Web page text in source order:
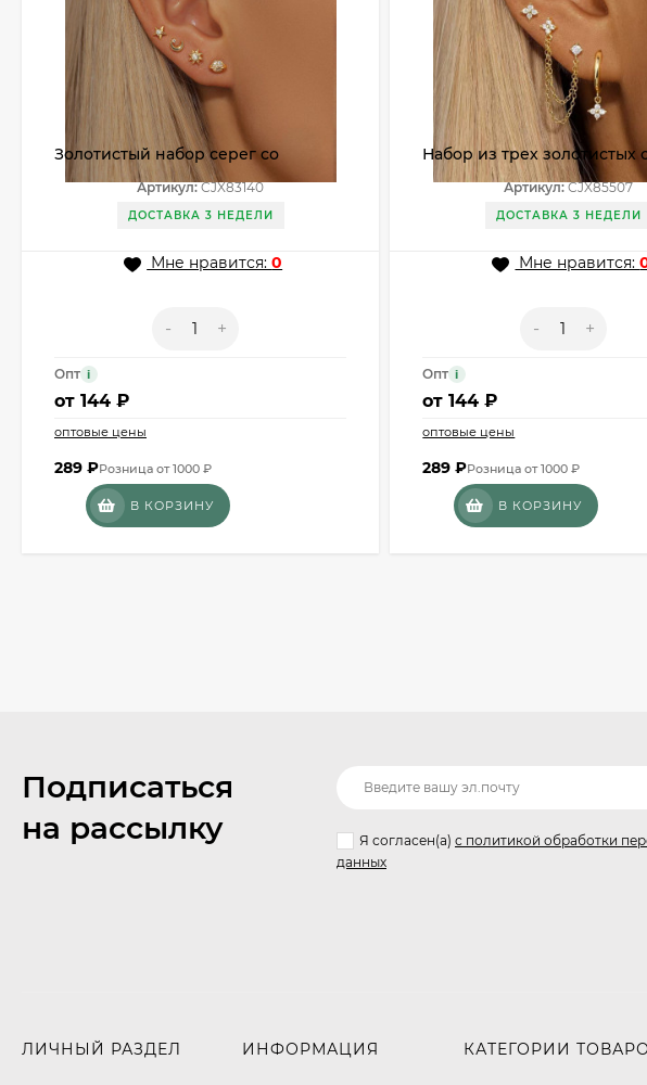
Золотистый набор серег со
звездой и луной CJX83140
Артикул:CJX83140
ДОСТАВКА 3 НЕДЕЛИ
Мне нравится:0
- +
Опт i
от 144 ₽
оптовые цены
289 ₽Розница от 1000 ₽
В КОРЗИНУ
Набор из трех золотистых
для хряща с цирконом
Артикул:CJX85507
ДОСТАВКА 3 НЕДЕЛИ
Мне нравится:
- +
Опт i
от144 ₽
оптовые цены
289₽Розница от 1000 ₽
В КОРЗИНУ
Подписаться
на рассылку
Я согласен(a) с политикой обработки
данных
ЛИЧНЫЙ РАЗДЕЛ ИНФОРМАЦИЯ КАТЕГОРИИ